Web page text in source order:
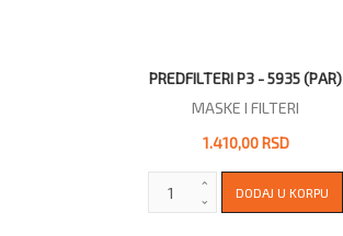
PREDFILTERI P3 - 5935 (PAR)
MASKE I FILTERI
1.410,00 RSD